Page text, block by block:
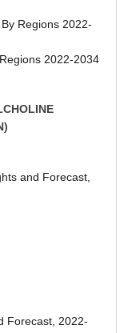
Regions 2022-
2022-2034
and Forecast,
Forecast, 2022-